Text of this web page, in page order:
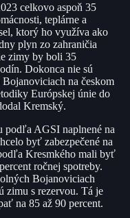
celkovo aspoň 35
teplárne a
ktorý ho využíva ako
plyn zo zahraničia
zimy by boli 35
Dokonca nie sú
na českom
Európskej únie do
Kremský.
podľa AGSI naplnené na
byť zabezpečené na
Kresmkého mali byť
ročnej spotreby.
Bojanoviciach
zimu s rezervou. Tá je
na 85 až 90 percent.